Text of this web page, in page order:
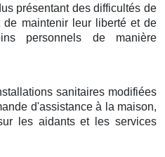
présentant des difficultés de
de maintenir leur liberté et de
personnels de manière
sanitaires modifiées
d'assistance à la maison,
les aidants et les services